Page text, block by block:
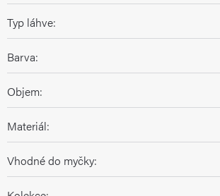
Typ láhve:
Barva:
Objem:
Materiál:
Vhodné do myčky: